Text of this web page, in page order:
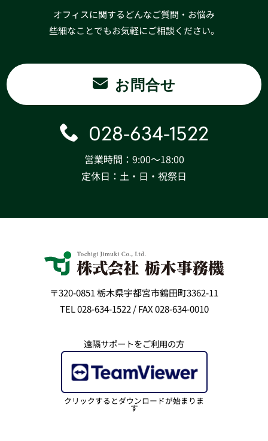
オフィスに関するどんなご質問・お悩み
些細なことでもお気軽にご相談ください。
お問合せ
028-634-1522
営業時間：9:00〜18:00
定休日：土・日・祝祭日
〒320-0851 栃木県宇都宮市鶴田町3362-11
TEL 028-634-1522 / FAX 028-634-0010
遠隔サポートをご利用の方
クリックするとダウンロードが始まりま
す